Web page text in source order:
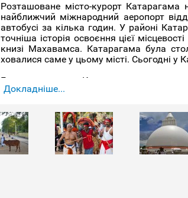
Розташоване місто-курорт
найближчий міжнародний аеропорт
автобусі за кілька годин. У районі
точніша історія освоєння цієї
книзі Махавамса. Катарагама була
ховалися саме у цьому місті. Сьогодні
Головна святиня Катарагами
шістьма особами та дванадцятьма
однак вважається, що він виник у 2
прославляє його, в рамках якого
будинки практично повністю забиті
святкування, то займіться бронюванням
Докладніше...